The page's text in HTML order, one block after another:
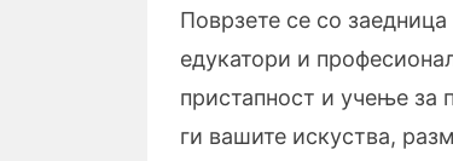
Поврзете се со
едукатори и
пристапност и учење за
ги вашите искуства,